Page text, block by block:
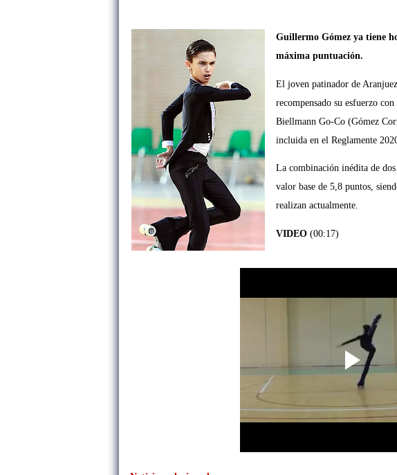
Guillermo Gómez ya tiene
máxima puntuación.
El joven patinador de
recompensado su esfuerzo
Biellmann Go-Co (Gómez
incluida en el Reglamente
La combinación inédita de
valor base de 5,8 puntos,
realizan actualmente.
VIDEO (00:17)